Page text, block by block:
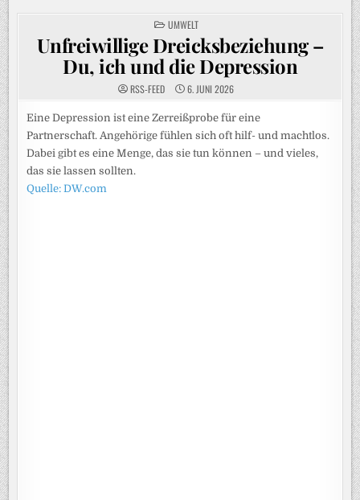
POSTED
IN
UMWELT
Unfreiwillige Dreicksbeziehung –
Du, ich und die Depression
RSS-FEED 6. JUNI 2026
Eine Depression ist eine Zerreißprobe für eine
Partnerschaft. Angehörige fühlen sich oft hilf- und machtlos.
Dabei gibt es eine Menge, das sie tun können – und vieles,
das sie lassen sollten.
Quelle: DW.com